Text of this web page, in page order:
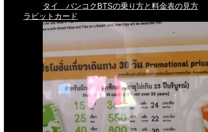
タイ バンコクBTSの乗り方と料金表の見方
ラビットカード